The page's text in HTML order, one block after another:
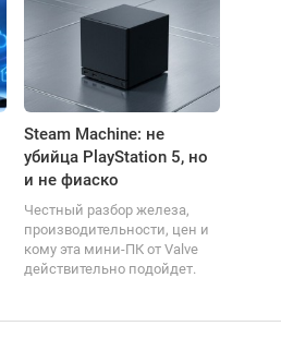
Steam Machine: не
убийца PlayStation 5, но
и не фиаско
Честный разбор железа,
производительности, цен и
кому эта мини-ПК от Valve
действительно подойдет.